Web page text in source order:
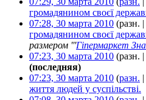
громадянином своєї
07:28, 30 марта 2010 (разн. |
громадянином своєї
размером '''Гіпермаркет
07:23, 30 марта 2010 (разн. |
(последняя)
07:23, 30 марта 2010 (разн. |
життя людей у суспільстві.